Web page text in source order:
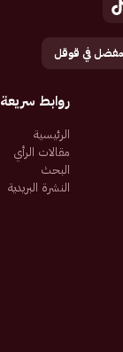
في قوقل
روابط سريعة
الرئيسية
مقالات الرأي
البحث
النشرة البريدية